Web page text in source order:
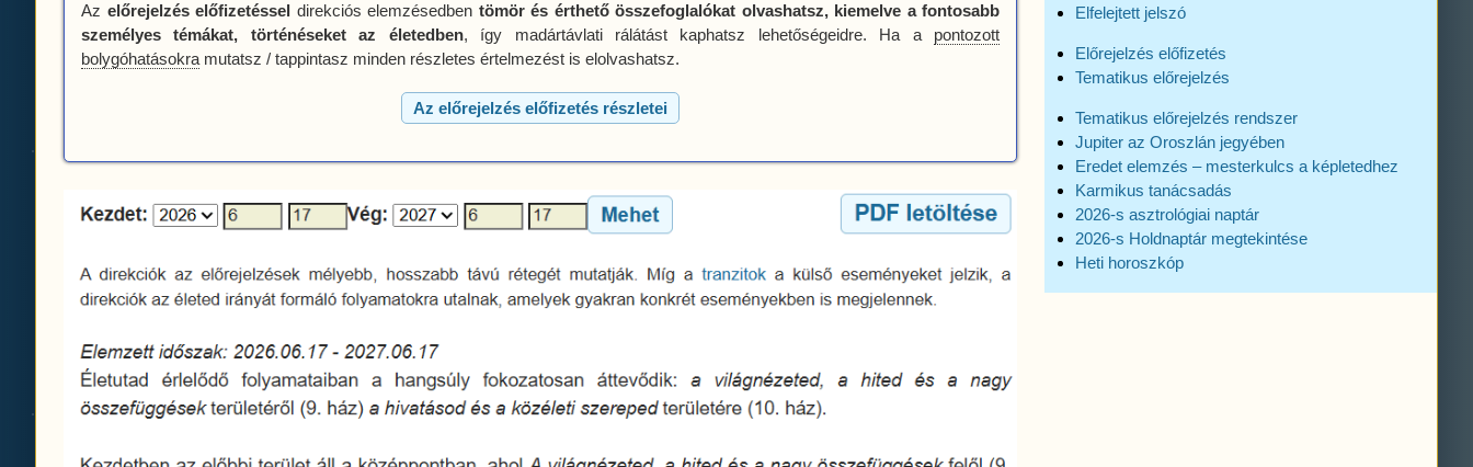
Az előrejelzés előfizetéssel direkciós elemzésedben tömör és érthető összefoglalókat olvashatsz, kiemelve a fontosabb
személyes témákat, történéseket az életedben, így madártávlati rálátást kaphatsz lehetőségeidre. Ha a pontozott
bolygóhatásokra mutatsz / tappintasz minden részletes értelmezést is elolvashatsz.
Az előrejelzés előfizetés részletei
Elfelejtett jelszó
Előrejelzés előfizetés
Tematikus előrejelzés
Tematikus előrejelzés rendszer
Jupiter az Oroszlán jegyében
Eredet elemzés – mesterkulcs a képletedhez
Karmikus tanácsadás
2026-s asztrológiai naptár
2026-s Holdnaptár megtekintése
Heti horoszkóp